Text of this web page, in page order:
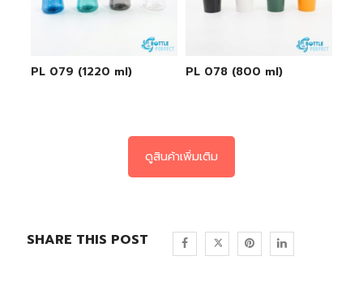
PL 079 (1220 ml) PL 078 (800 ml)
ดูสินค้าเพิ่มเติม
SHARE THIS POST